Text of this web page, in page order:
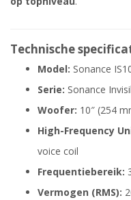
Technische
Model: Sonance
Serie: Sonance
Woofer: 10″ (254
High-Frequency
voice coil
Frequentiebereik:
Vermogen (RMS):